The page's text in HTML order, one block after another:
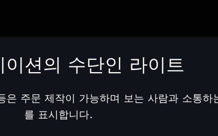
이션의 수단인 라이트
주문 제작이 가능하며 보는 사람과 소통하
를 표시합니다.